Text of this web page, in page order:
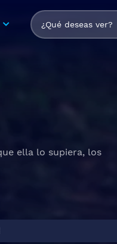
ella lo supiera, los